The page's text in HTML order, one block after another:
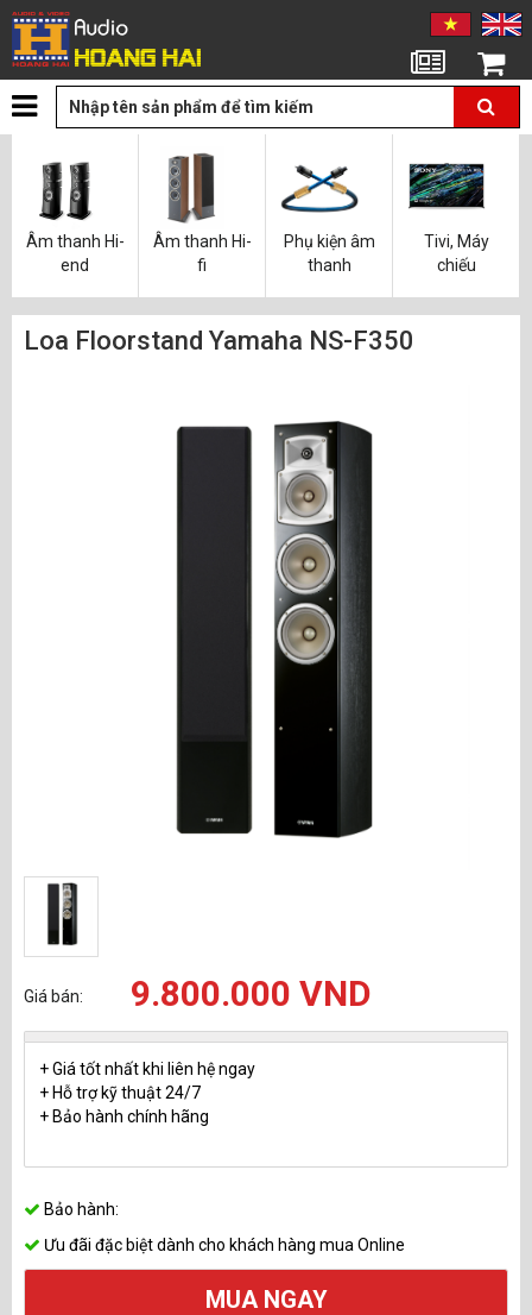
Giỏ hàng
Âm thanh Hi-
end
Âm thanh Hi-
fi
Phụ kiện âm
thanh
Tivi, Máy
chiếu
Loa Floorstand Yamaha NS-F350
Giá bán: 9.800.000 VND
+ Giá tốt nhất khi liên hệ ngay
+ Hỗ trợ kỹ thuật 24/7
+ Bảo hành chính hãng
Bảo hành:
Ưu đãi đặc biệt dành cho khách hàng mua Online
MUA NGAY